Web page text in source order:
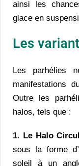
ainsi les
glace en
Les
Les parhélies
manifestations
Outre les
halos, tels que :
1. Le Halo
sous la forme
soleil à un